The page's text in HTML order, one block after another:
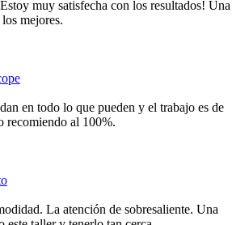
muy satisfecha con los resultados! Una
mejores.
en todo lo que pueden y el trabajo es de
recomiendo al 100%.
La atención de sobresaliente. Una